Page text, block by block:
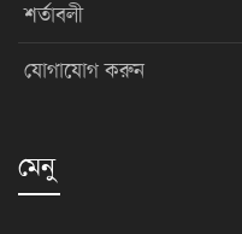
শর্তাবলী
যোগাযোগ করুন
মেনু